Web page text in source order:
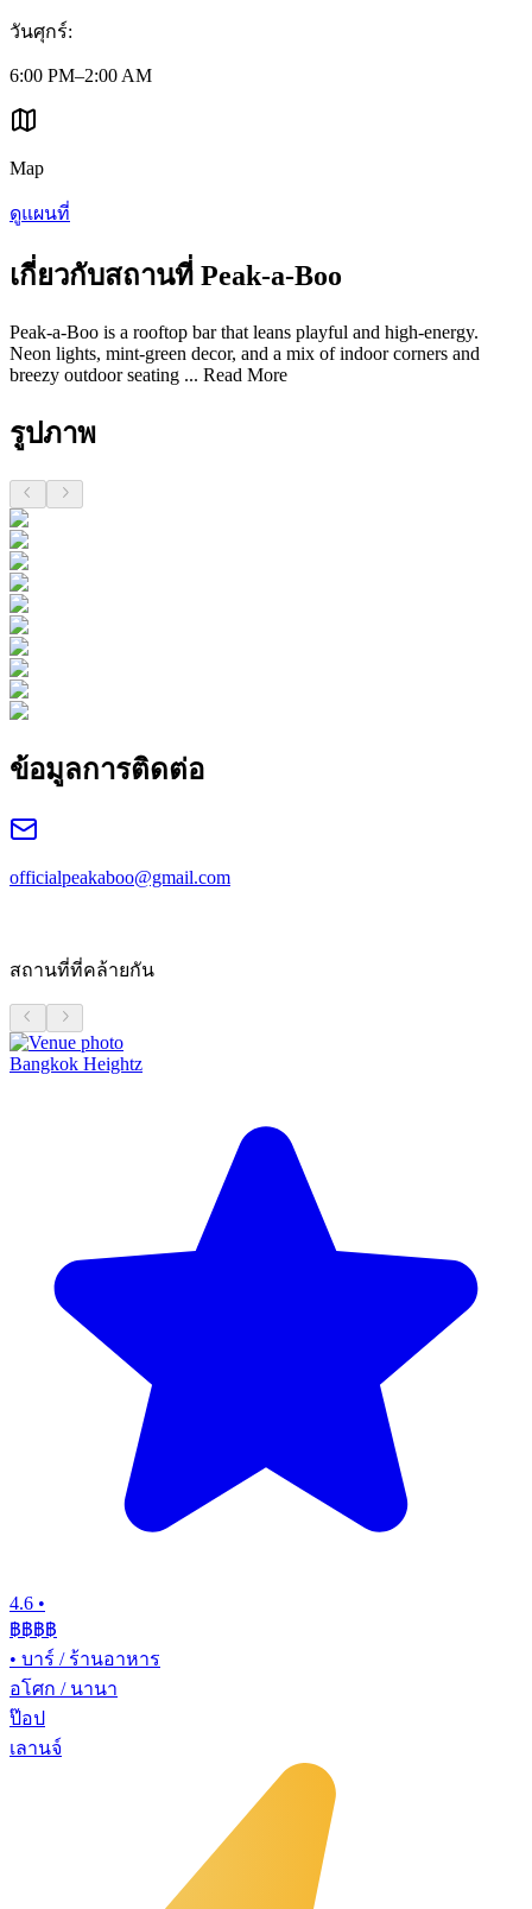
วันศุกร์:
6:00 PM–2:00 AM
Map
ดูแผนที่
เกี่ยวกับสถานที่ Peak-a-Boo
Peak-a-Boo is a rooftop bar that leans playful and high-energy.
Neon lights, mint-green decor, and a mix of indoor corners and
breezy outdoor seating ... Read More
รูปภาพ
ข้อมูลการติดต่อ
officialpeakaboo@gmail.com
สถานที่ที่คล้ายกัน
Bangkok Heightz
4.6 •
฿฿฿฿
• บาร์ / ร้านอาหาร
อโศก / นานา
ป๊อป
เลานจ์